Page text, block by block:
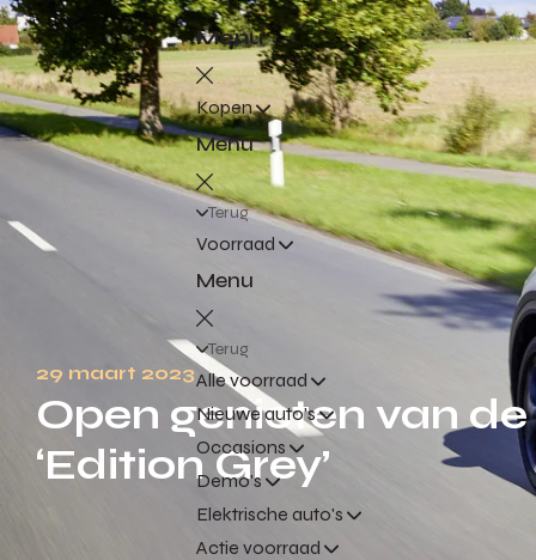
Menu
Kopen
Menu
Terug
Voorraad
Menu
Terug
Alle voorraad
Nieuwe auto's
Occasions
Demo's
Elektrische auto's
Actie voorraad
29 maart 2023
Open genieten van
‘Edition Grey’